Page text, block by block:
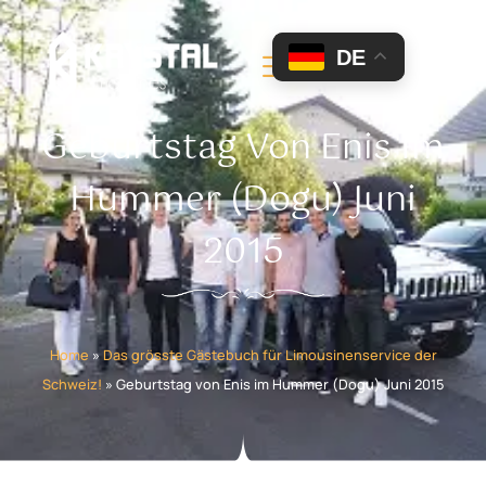
Geburtstag Von Enis Im
Hummer (Dogu) Juni
2015
Home »Das grösste Gästebuch für Limousinenservice der
Schweiz! » Geburtstag von Enis im Hummer (Dogu) Juni 2015
DE